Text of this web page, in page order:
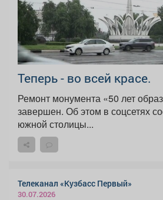
Теперь - во всей красе.
Ремонт монумента «50 лет
завершен. Об этом в соцсетях
южной столицы...
Телеканал «Кузбасс Первый»
30.07.2026